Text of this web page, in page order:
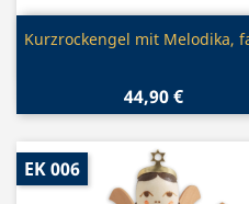
Vorschau
Kurzrockengel mit Melodika,
44,90 €
EK 006